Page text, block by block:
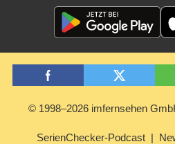
© 1998–2026 imfernsehen
SerienChecker-Podcast